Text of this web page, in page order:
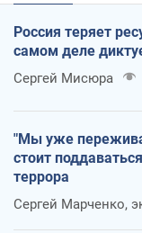
Россия теряет
самом деле
Сергей Мисюра
"Мы уже
стоит
террора
Сергей Марченко,